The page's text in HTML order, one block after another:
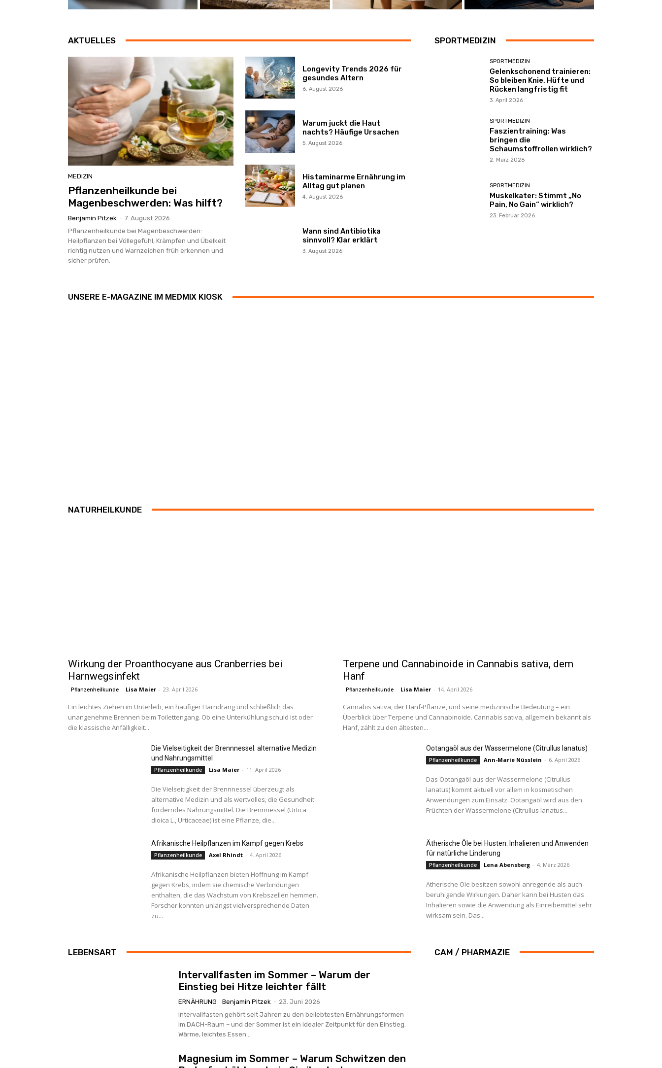
AKTUELLES
MEDIZIN
Pflanzenheilkunde bei
Magenbeschwerden: Was hilft?
Benjamin Pitzek - 7. August 2026
Pflanzenheilkunde bei Magenbeschwerden:
Heilpflanzen bei Völlegefühl, Krämpfen und Übelkeit
richtig nutzen und Warnzeichen früh erkennen und
sicher prüfen.
Longevity Trends 2026 für
gesundes Altern
6. August 2026
Warum juckt die Haut
nachts? Häufige Ursachen
5. August 2026
Histaminarme Ernährung im
Alltag gut planen
4. August 2026
Wann sind Antibiotika
sinnvoll? Klar erklärt
3. August 2026
SPORTMEDIZIN
SPORTMEDIZIN
Gelenkschonend trainieren:
So bleiben Knie, Hüfte und
Rücken langfristig fit
3. April 2026
SPORTMEDIZIN
Faszientraining: Was
bringen die
Schaumstoffrollen wirklich?
2. März 2026
SPORTMEDIZIN
Muskelkater: Stimmt „No
Pain, No Gain“ wirklich?
23. Februar 2026
UNSERE E-MAGAZINE IM MEDMIX KIOSK
NATURHEILKUNDE
Wirkung der Proanthocyane aus Cranberries bei
Harnwegsinfekt
Pflanzenheilkunde Lisa Maier - 23. April 2026
Ein leichtes Ziehen im Unterleib, ein häufiger Harndrang und schließlich das
unangenehme Brennen beim Toilettengang. Ob eine Unterkühlung schuld ist oder
die klassische Anfälligkeit...
Terpene und Cannabinoide in Cannabis sativa, dem
Hanf
Pflanzenheilkunde Lisa Maier - 14. April 2026
Cannabis sativa, der Hanf-Pflanze, und seine medizinische Bedeutung – ein
Überblick über Terpene und Cannabinoide. Cannabis sativa, allgemein bekannt als
Hanf, zählt zu den ältesten...
Die Vielseitigkeit der Brennnessel: alternative Medizin
und Nahrungsmittel
Pflanzenheilkunde Lisa Maier - 11. April 2026
Die Vielseitigkeit der Brennnessel überzeugt als
alternative Medizin und als wertvolles, die Gesundheit
förderndes Nahrungsmittel. Die Brennnessel (Urtica
dioica L., Urticaceae) ist eine Pflanze, die...
Ootangaöl aus der Wassermelone (Citrullus lanatus)
Pflanzenheilkunde Ann-Marie Nüsslein - 6. April 2026
Das Ootangaöl aus der Wassermelone (Citrullus
lanatus) kommt aktuell vor allem in kosmetischen
Anwendungen zum Einsatz. Ootangaöl wird aus den
Früchten der Wassermelone (Citrullus lanatus...
Afrikanische Heilpflanzen im Kampf gegen Krebs
Pflanzenheilkunde Axel Rhindt - 4. April 2026
Afrikanische Heilpflanzen bieten Hoffnung im Kampf
gegen Krebs, indem sie chemische Verbindungen
enthalten, die das Wachstum von Krebszellen hemmen.
Forscher konnten unlängst vielversprechende Daten
zu...
Ätherische Öle bei Husten: Inhalieren und Anwenden
für natürliche Linderung
Pflanzenheilkunde Lena Abensberg - 4. März 2026
Ätherische Öle besitzen sowohl anregende als auch
beruhigende Wirkungen. Daher kann bei Husten das
Inhalieren sowie die Anwendung als Einreibemittel sehr
wirksam sein. Das...
LEBENSART
Intervallfasten im Sommer – Warum der
Einstieg bei Hitze leichter fällt
ERNÄHRUNG Benjamin Pitzek - 23. Juni 2026
Intervallfasten gehört seit Jahren zu den beliebtesten Ernährungsformen
im DACH-Raum – und der Sommer ist ein idealer Zeitpunkt für den Einstieg.
Wärme, leichtes Essen...
Magnesium im Sommer – Warum Schwitzen den
CAM / PHARMAZIE